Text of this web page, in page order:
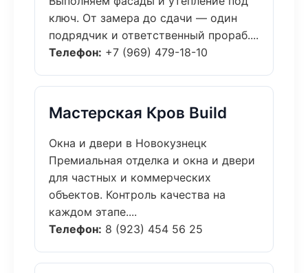
ключ. От замера до сдачи — один
подрядчик и ответственный прораб....
Телефон: +7 (969) 479-18-10
Мастерская Кров Build
Окна и двери в Новокузнецк
Премиальная отделка и окна и двери
для частных и коммерческих
объектов. Контроль качества на
каждом этапе....
Телефон: 8 (923) 454 56 25